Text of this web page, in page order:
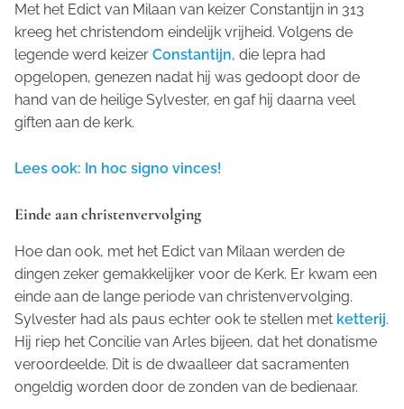
Met het Edict van Milaan van keizer Constantijn in 313
kreeg het christendom eindelijk vrijheid. Volgens de
legende werd keizer Constantijn, die lepra had
opgelopen, genezen nadat hij was gedoopt door de
hand van de heilige Sylvester, en gaf hij daarna veel
giften aan de kerk.
Lees ook: In hoc signo vinces!
Einde aan christenvervolging
Hoe dan ook, met het Edict van Milaan werden de
dingen zeker gemakkelijker voor de Kerk. Er kwam een
einde aan de lange periode van christenvervolging.
Sylvester had als paus echter ook te stellen met ketterij.
Hij riep het Concilie van Arles bijeen, dat het donatisme
veroordeelde. Dit is de dwaalleer dat sacramenten
ongeldig worden door de zonden van de bedienaar.